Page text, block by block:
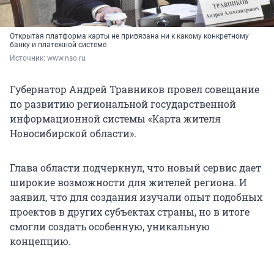
Открытая платформа карты не привязана ни к какому конкретному
банку и платежной системе
Источник: www.nso.ru
Губернатор Андрей Травников провел совещание
по развитию региональной государственной
информационной системы «Карта жителя
Новосибирской области».
Глава области подчеркнул, что новый сервис дает
широкие возможности для жителей региона. И
заявил, что для создания изучали опыт подобных
проектов в других субъектах страны, но в итоге
смогли создать особенную, уникальную
концепцию.